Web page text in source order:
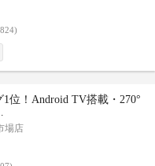
1位！Android TV搭載・270°
場店